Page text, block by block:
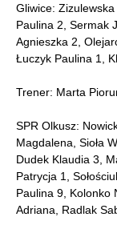
Gliwice:
Paulina 2, Sermak
Agnieszka 2,
Łuczyk Paulina 1,
Trener: Marta
SPR Olkusz:
Magdalena, Sioła
Dudek Klaudia 3,
Patrycja 1,
Paulina 9, Kolonko
Adriana, Radlak